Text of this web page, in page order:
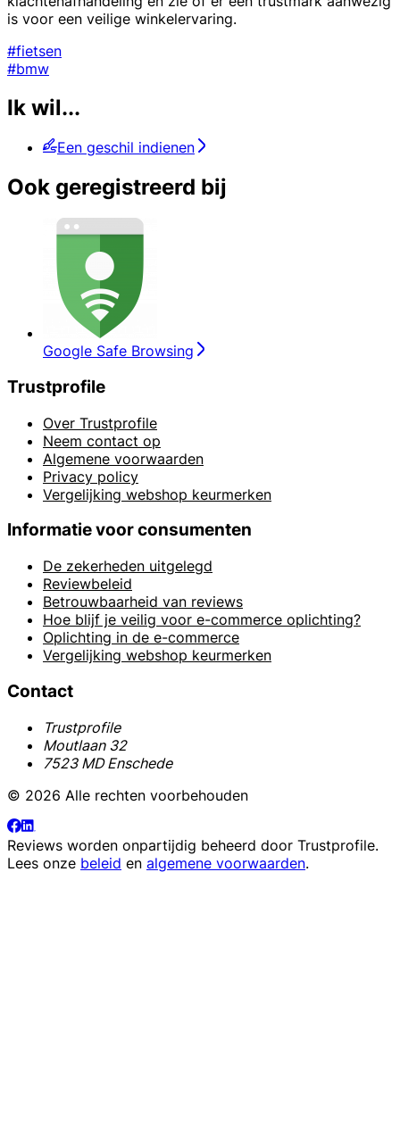
is voor een veilige winkelervaring.
#fietsen
#bmw
Ik wil...
Een geschil indienen
Ook geregistreerd bij
Google Safe Browsing
Trustprofile
Over Trustprofile
Neem contact op
Algemene voorwaarden
Privacy policy
Vergelijking webshop keurmerken
Informatie voor consumenten
De zekerheden uitgelegd
Reviewbeleid
Betrouwbaarheid van reviews
Hoe blijf je veilig voor e-commerce oplichting?
Oplichting in de e-commerce
Vergelijking webshop keurmerken
Contact
Trustprofile
Moutlaan 32
7523 MD Enschede
© 2026 Alle rechten voorbehouden
Reviews worden onpartijdig beheerd door Trustprofile.
Lees onze beleid en algemene voorwaarden.